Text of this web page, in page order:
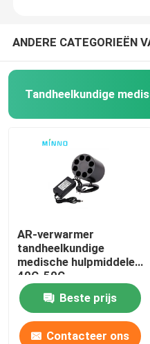
ANDERE CATEGORIEËN
AR-verwarmer
tandheelkundige
medische hulpmiddelen
40C-50C
composietharsverwarmer
Beste prijs
Contacteer ons